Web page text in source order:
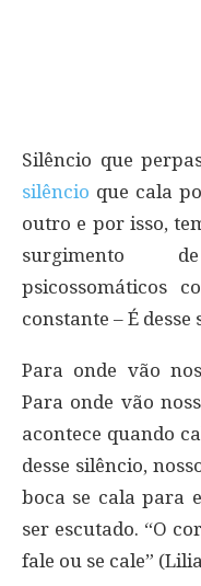
Silêncio que
silêncio que cala
outro e por isso,
surgimento
psicossomáticos
constante – É
Para onde vão
Para onde vão
acontece quando
desse silêncio,
boca se cala para
ser escutado. “O
fale ou se cale”